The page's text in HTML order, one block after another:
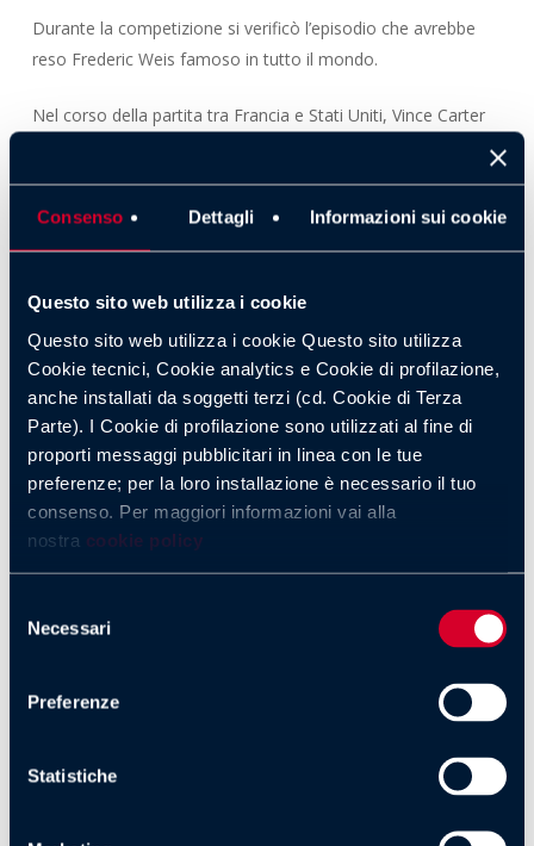
Consenso Dettagli Informazioni sui cookie
Questo sito web utilizza i cookie
Questo sito web utilizza i cookie Questo sito utilizza
Cookie tecnici, Cookie analytics e Cookie di profilazione,
anche installati da soggetti terzi (cd. Cookie di Terza
Parte). I Cookie di profilazione sono utilizzati al fine di
proporti messaggi pubblicitari in linea con le tue
preferenze; per la loro installazione è necessario il tuo
consenso. Per maggiori informazioni vai alla
nostra cookie policy
delNecessari
Preferenze
Statistiche
Durante la competizione si verificò l’episodio che avrebbe
reso Frederic Weis famoso in tutto il mondo.
Nel corso della partita tra Francia e Stati Uniti, Vince Carter
realizzò una schiacciata spettacolare saltando letteralmente
L’azione divenne immediatamente virale e ancora oggi viene
storia del basket internazionale.
Un’immagine che ha segnato una
carriera
Per anni, l’opinione pubblica associò Frederic Weis
esclusivamente a quell’episodio.
In realtà, il giocatore francese aveva già costruito una
carriera di alto livello, caratterizzata da successi nazionali,
rappresenta una semplificazione che non rende giustizia ai
Le difficoltà personali